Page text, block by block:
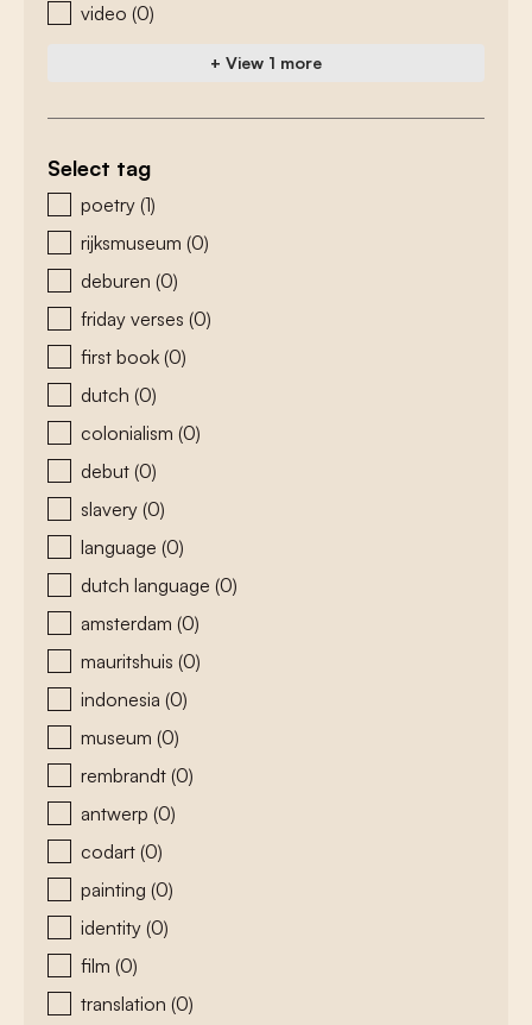
video (0)
+ View 1 more
Select tag
zoeken - tags
poetry (1)
rijksmuseum (0)
deburen (0)
friday verses (0)
first book (0)
dutch (0)
colonialism (0)
debut (0)
slavery (0)
language (0)
dutch language (0)
amsterdam (0)
mauritshuis (0)
indonesia (0)
museum (0)
rembrandt (0)
antwerp (0)
codart (0)
painting (0)
identity (0)
film (0)
translation (0)